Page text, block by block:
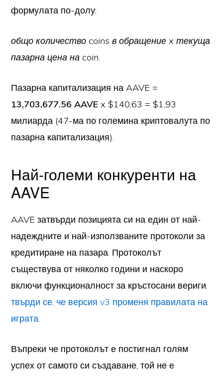
формулата по-долу:
общо количество coins в обращение x текуща
пазарна цена на coin.
Пазарна капитализация на AAVE =
13,703,677.56 AAVE x $140,63 = $1,93
милиарда (47-ма по големина криптовалута по
пазарна капитализация).
Най-големи конкуренти на
AAVE
AAVE затвърди позицията си на един от най-
надеждните и най-използваните протоколи за
кредитиране на пазара. Протоколът
съществува от няколко години и наскоро
включи функционалност за кръстосани вериги.
твърди се, че версия v3 променя правилата на
играта.
Въпреки че протоколът е постигнал голям
успех от самото си създаване, той не е